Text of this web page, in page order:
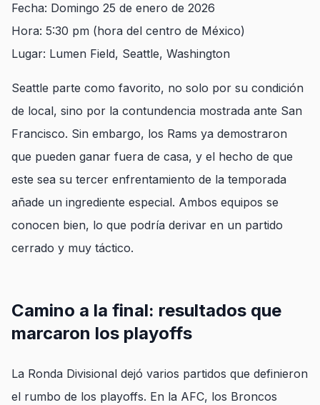
Fecha: Domingo 25 de enero de 2026
Hora: 5:30 pm (hora del centro de México)
Lugar: Lumen Field, Seattle, Washington
Seattle parte como favorito, no solo por su condición
de local, sino por la contundencia mostrada ante San
Francisco. Sin embargo, los Rams ya demostraron
que pueden ganar fuera de casa, y el hecho de que
este sea su tercer enfrentamiento de la temporada
añade un ingrediente especial. Ambos equipos se
conocen bien, lo que podría derivar en un partido
cerrado y muy táctico.
Camino a la final: resultados que
marcaron los playoffs
La Ronda Divisional dejó varios partidos que definieron
el rumbo de los playoffs. En la AFC, los Broncos